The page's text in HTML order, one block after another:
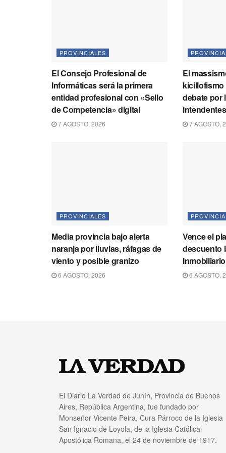
PROVINCIALES
El Consejo Profesional de
Informáticas será la primera
entidad profesional con «Sello
de Competencia» digital
7 AGOSTO, 2026
El
debate por
intendentes
7 AGOSTO,
PROVINCIALES
Media provincia bajo alerta
naranja por lluvias, ráfagas de
viento y posible granizo
6 AGOSTO, 2026
Vence el
descuento
6 AGOSTO,
El Diario La Verdad de Junín, Provincia de Buenos
Aires, República Argentina, fue fundado por
Monseñor Vicente Peira, Cura Párroco de la Iglesia
San Ignacio de Loyola, de la Iglesia Católica
Apostólica Romana, el 24 de noviembre de 1917.